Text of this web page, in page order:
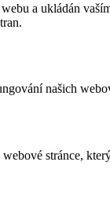
a ukládán
našich
stránce,